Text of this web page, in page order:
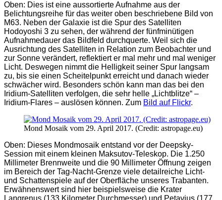
Oben: Dies ist eine aussortierte Aufnahme aus der
Belichtungsreihe für das weiter oben beschriebene Bild von
M63. Neben der Galaxie ist die Spur des Satelliten
Hodoyoshi 3 zu sehen, der während der fünfminütigen
Aufnahmedauer das Bildfeld durchquerte. Weil sich die
Ausrichtung des Satelliten in Relation zum Beobachter und
zur Sonne verändert, reflektiert er mal mehr und mal weniger
Licht. Deswegen nimmt die Helligkeit seiner Spur langsam
zu, bis sie einen Scheitelpunkt erreicht und danach wieder
schwächer wird. Besonders schön kann man das bei den
Iridium-Satelliten verfolgen, die sehr helle „Lichtblitze“ –
Iridium-Flares – auslösen können. Zum Bild auf Flickr.
Mond Mosaik vom 29. April 2017. (Credit: astropage.eu)
Oben: Dieses Mondmosaik entstand vor der Deepsky-
Session mit einem kleinen Maksutov-Teleskop. Die 1.250
Millimeter Brennweite und die 90 Millimeter Öffnung zeigen
im Bereich der Tag-Nacht-Grenze viele detailreiche Licht-
und Schattenspiele auf der Oberfläche unseres Trabanten.
Erwähnenswert sind hier beispielsweise die Krater